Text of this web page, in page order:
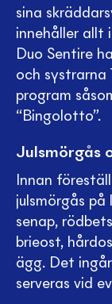
sina
innehåller allt
Duo Sentire
och systrarna
program
“Bingolotto”.
Julsmörgås
Innan
julsmörgås på
senap,
brieost,
ägg. Det
serveras vid